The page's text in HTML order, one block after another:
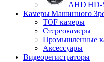
AHD HD-
Камеры Машинного
TOF камеры
Стереокамеры
Промышленные
Аксессуары
Видеорегистраторы